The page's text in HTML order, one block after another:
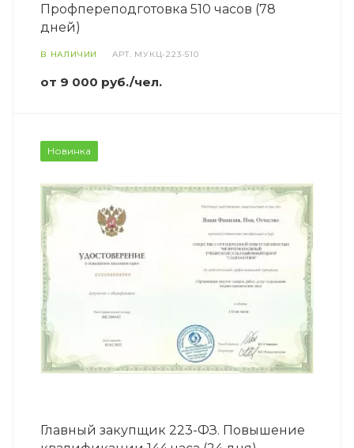
Профпереподготовка 510 часов (78
дней)
В НАЛИЧИИ АРТ. МУКЦ-223-510
от 9 000 руб./чел.
Новинка
Главный закупщик 223-ФЗ. Повышение